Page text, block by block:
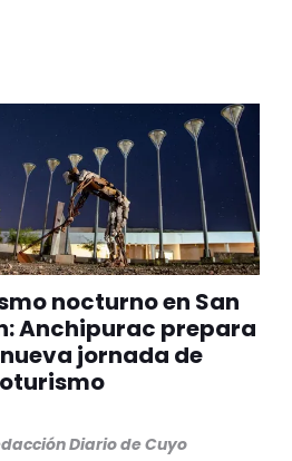
nocturno en San
Anchipurac prepara
jornada de
Diario de Cuyo